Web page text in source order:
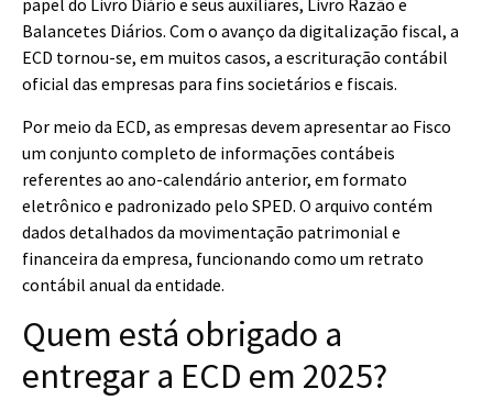
papel do Livro Diário e seus auxiliares, Livro Razão e
Balancetes Diários. Com o avanço da digitalização fiscal, a
ECD tornou-se, em muitos casos, a escrituração contábil
oficial das empresas para fins societários e fiscais.
Por meio da ECD, as empresas devem apresentar ao Fisco
um conjunto completo de informações contábeis
referentes ao ano-calendário anterior, em formato
eletrônico e padronizado pelo SPED. O arquivo contém
dados detalhados da movimentação patrimonial e
financeira da empresa, funcionando como um retrato
contábil anual da entidade.
Quem está obrigado a
entregar a ECD em 2025?